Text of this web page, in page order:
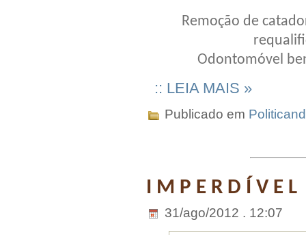
Remoção de
Odontomóvel
:: LEIA MAIS »
Publicado em
I M P E R D Í V E L
31/ago/2012 . 12:07